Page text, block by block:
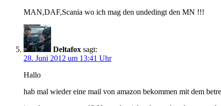
MAN,DAF,Scania wo ich mag den undedingt den MN !!!
Deltafox sagt:
28. Juni 2012 um 13:41 Uhr
Hallo
hab mal wieder eine mail von amazon bekommen mit dem